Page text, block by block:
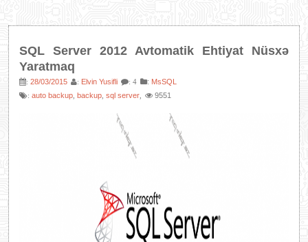
PROQRAMLAR
AVADANLIQLAR
XƏBƏRLƏR
SQL Server 2012 Avtomatik Ehtiyat Nüsxə
Yaratmaq
: 28/03/2015 : Elvin Yusifli : 4 : MsSQL
: auto backup backup sql server 9551